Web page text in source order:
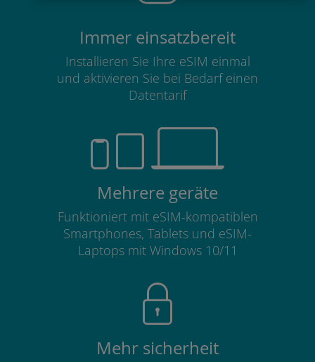
Immer einsatzbereit
Installieren Sie Ihre eSIM einmal
und aktivieren Sie bei Bedarf einen
Datentarif
Mehrere geräte
Funktioniert mit eSIM-kompatiblen
Smartphones, Tablets und eSIM-
Laptops mit Windows 10/11
Mehr sicherheit